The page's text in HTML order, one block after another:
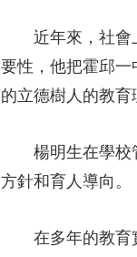
近年來，社會
要性，他把霍邱
的立德樹人的教育
楊明生在學校
方針和育人導向。
在多年的教育